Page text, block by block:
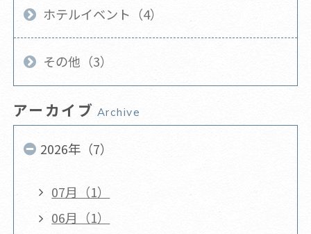
ホテルイベント（4）
その他（3）
アーカイブ Archive
2026年（7）
07月（1）
06月（1）